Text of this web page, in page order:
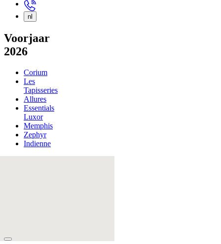
nl
Voorjaar
2026
Corium
Les
Tapisseries
Allures
Essentials
Luxor
Memphis
Zephyr
Indienne